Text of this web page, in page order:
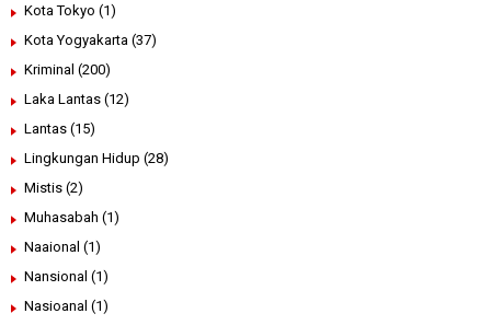
Kota Tokyo (1)
Kota Yogyakarta (37)
Kriminal (200)
Laka Lantas (12)
Lantas (15)
Lingkungan Hidup (28)
Mistis (2)
Muhasabah (1)
Naaional (1)
Nansional (1)
Nasioanal (1)